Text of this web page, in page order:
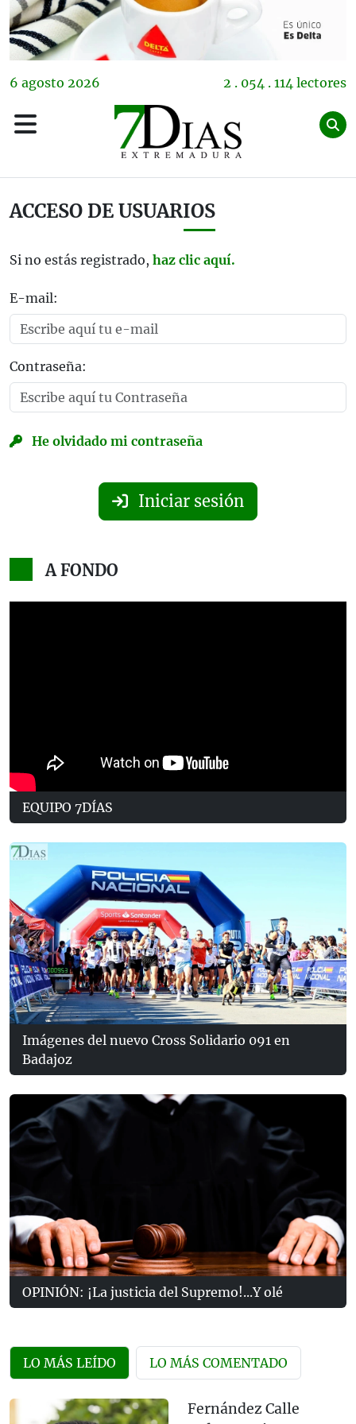
6 agosto 2026 2 . 054 . 114 lectores
ACCESO DE USUARIOS
Si no estás registrado, haz clic aquí.
E-mail:
Contraseña:
He olvidado mi contraseña
Iniciar sesión
A FONDO
EQUIPO 7DÍAS
Imágenes del nuevo Cross Solidario 091 en
Badajoz
OPINIÓN: ¡La justicia del Supremo!...Y olé
LO MÁS LEÍDO LO MÁS COMENTADO
Fernández Calle